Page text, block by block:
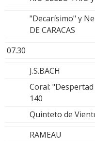
"Decarísimo" y
DE CARACAS
07.30
J.S.BACH
Coral:
140
Quinteto de
RAMEAU